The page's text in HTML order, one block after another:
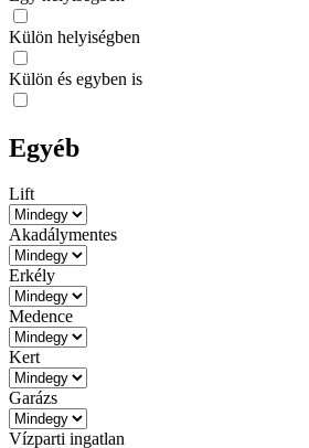
Külön helyiségben
Külön és egyben is
Egyéb
Lift
Akadálymentes
Erkély
Medence
Kert
Garázs
Vízparti ingatlan